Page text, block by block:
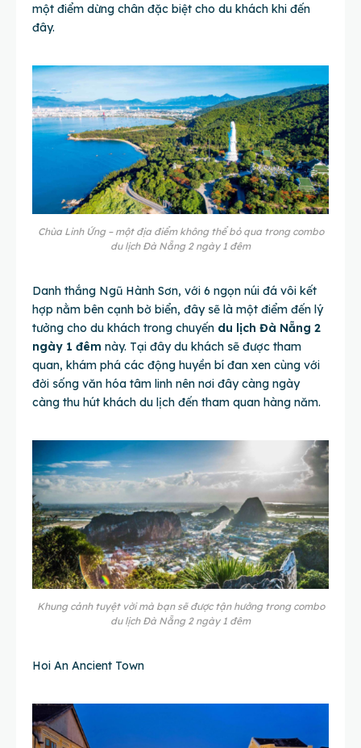
một điểm dừng chân đặc biệt cho du khách khi đến
đây.
Chùa Linh Ứng – một địa điểm không thể bỏ qua trong combo
du lịch Đà Nẵng 2 ngày 1 đêm
Danh thắng Ngũ Hành Sơn, với 6 ngọn núi đá vôi kết
hợp nằm bên cạnh bờ biển, đây sẽ là một điểm đến lý
tưởng cho du khách trong chuyến du lịch Đà Nẵng 2
ngày 1 đêm này. Tại đây du khách sẽ được tham
quan, khám phá các động huyền bí đan xen cùng với
đời sống văn hóa tâm linh nên nơi đây càng ngày
càng thu hút khách du lịch đến tham quan hàng năm.
Khung cảnh tuyệt vời mà bạn sẽ được tận hưởng trong combo
du lịch Đà Nẵng 2 ngày 1 đêm
Hoi An Ancient Town